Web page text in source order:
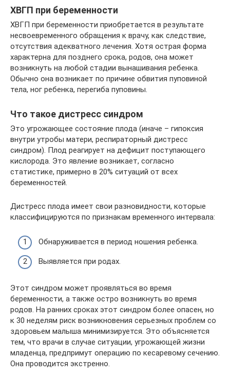
ХВГП при беременности
ХВГП при беременности приобретается в результате
несвоевременного обращения к врачу, как следствие,
отсутствия адекватного лечения. Хотя острая форма
характерна для позднего срока, родов, она может
возникнуть на любой стадии вынашивания ребенка.
Обычно она возникает по причине обвития пуповиной
тела, ног ребенка, перегиба пуповины.
Что такое дистресс синдром
Это угрожающее состояние плода (иначе – гипоксия
внутри утробы матери, респираторный дистресс
синдром). Плод реагирует на дефицит поступающего
кислорода. Это явление возникает, согласно
статистике, примерно в 20% ситуаций от всех
беременностей.
Дистресс плода имеет свои разновидности, которые
классифицируются по признакам временного интервала:
Обнаруживается в период ношения ребенка.
Выявляется при родах.
Этот синдром может проявляться во время
беременности, а также остро возникнуть во время
родов. На ранних сроках этот синдром более опасен, но
к 30 неделям риск возникновения серьезных проблем со
здоровьем малыша минимизируется. Это объясняется
тем, что врачи в случае ситуации, угрожающей жизни
младенца, предпримут операцию по кесаревому сечению.
Она проводится экстренно.